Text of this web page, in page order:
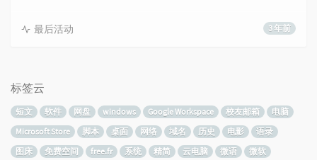
3 年前
最后活动
标签云
短文 软件 网盘 windows Google Workspace 校友邮箱
电脑
Microsoft Store
脚本 桌面 网络 域名 历史 电影
语录
图床
免费空间 free.fr 系统 精简 云电脑 微语 微软